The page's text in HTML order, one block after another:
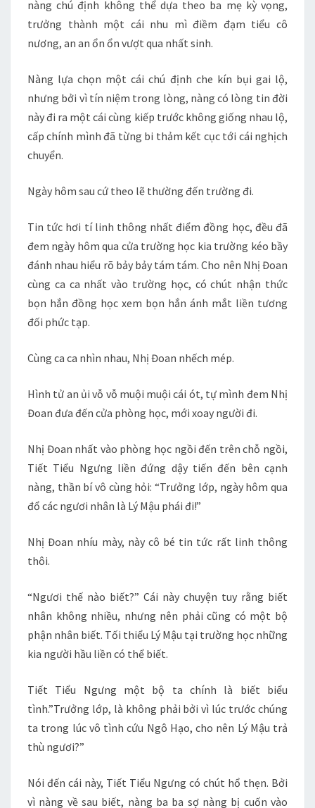
nàng chú định không thể dựa theo ba mẹ kỳ vọng,
trưởng thành một cái nhu mì điềm đạm tiểu cô
nương, an an ổn ổn vượt qua nhất sinh.
Nàng lựa chọn một cái chú định che kín bụi gai lộ,
nhưng bởi vì tín niệm trong lòng, nàng có lòng tin đời
này đi ra một cái cùng kiếp trước không giống nhau lộ,
cấp chính mình đã từng bi thảm kết cục tới cái nghịch
chuyển.
Ngày hôm sau cứ theo lẽ thường đến trường đi.
Tin tức hơi tí linh thông nhất điểm đồng học, đều đã
đem ngày hôm qua cửa trường học kia trường kéo bầy
đánh nhau hiểu rõ bảy bảy tám tám. Cho nên Nhị Đoan
cùng ca ca nhất vào trường học, có chút nhận thức
bọn hắn đồng học xem bọn hắn ánh mắt liền tương
đối phức tạp.
Cùng ca ca nhìn nhau, Nhị Đoan nhếch mép.
Hình tử an ủi vỗ vỗ muội muội cái ót, tự mình đem Nhị
Đoan đưa đến cửa phòng học, mới xoay người đi.
Nhị Đoan nhất vào phòng học ngồi đến trên chỗ ngồi,
Tiết Tiểu Ngưng liền đứng dậy tiến đến bên cạnh
nàng, thần bí vô cùng hỏi: “Trưởng lớp, ngày hôm qua
đổ các ngươi nhân là Lý Mậu phái đi!”
Nhị Đoan nhíu mày, này cô bé tin tức rất linh thông
thôi.
“Ngươi thế nào biết?” Cái này chuyện tuy rằng biết
nhân không nhiều, nhưng nên phải cũng có một bộ
phận nhân biết. Tối thiểu Lý Mậu tại trường học những
kia người hầu liền có thể biết.
Tiết Tiểu Ngưng một bộ ta chính là biết biểu
tình.”Trưởng lớp, là không phải bởi vì lúc trước chúng
ta trong lúc vô tình cứu Ngô Hạo, cho nên Lý Mậu trả
thù ngươi?”
Nói đến cái này, Tiết Tiểu Ngưng có chút hổ thẹn. Bởi
vì nàng về sau biết, nàng ba ba sợ nàng bị cuốn vào